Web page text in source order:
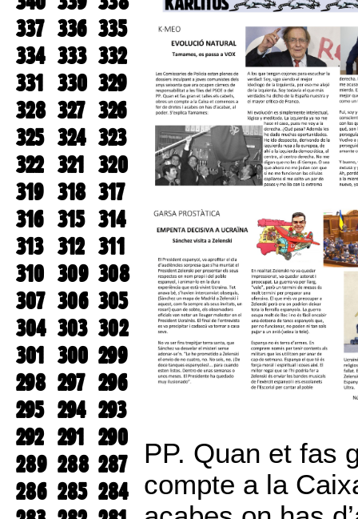
337 336 335
334 333 332
331 330 329
328 327 326
325 324 323
322 321 320
319 318 317
316 315 314
313 312 311
310 309 308
307 306 305
304 303 302
301 300 299
298 297 296
295 294 293
292 291 290
289 288 287
286 285 284
PP. Quan et fas
compte a la